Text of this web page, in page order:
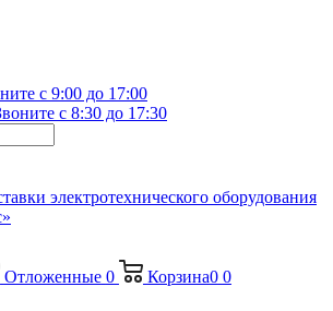
с 9:00 до 17:00
с 8:30 до 17:30
Отложенные 0 Корзина0 0